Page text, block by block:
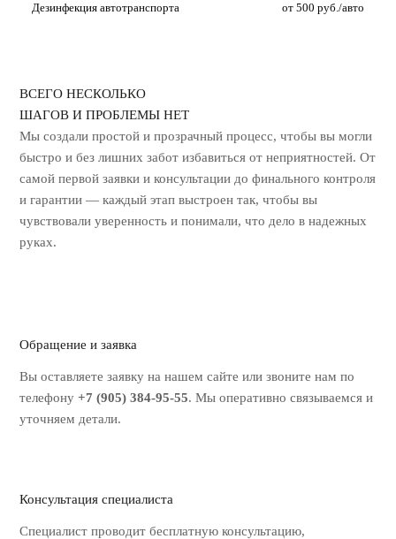
Дезинфекция автотранспорта от 500 руб./авто
ВСЕГО НЕСКОЛЬКО
ШАГОВ И ПРОБЛЕМЫ НЕТ
Мы создали простой и прозрачный процесс, чтобы вы могли
быстро и без лишних забот избавиться от неприятностей. От
самой первой заявки и консультации до финального контроля
и гарантии — каждый этап выстроен так, чтобы вы
чувствовали уверенность и понимали, что дело в надежных
руках.
Обращение и заявка
Вы оставляете заявку на нашем сайте или звоните нам по
телефону +7 (905) 384-95-55. Мы оперативно связываемся и
уточняем детали.
Консультация специалиста
Специалист проводит бесплатную консультацию,